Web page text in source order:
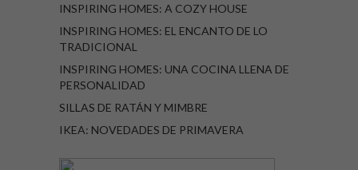
INSPIRING HOMES: A COZY HOUSE
INSPIRING HOMES: EL ENCANTO DE LO
TRADICIONAL
INSPIRING HOMES: UNA COCINA LLENA DE
PERSONALIDAD
SILLAS DE RATÁN Y MIMBRE
IKEA: NOVEDADES DE PRIMAVERA